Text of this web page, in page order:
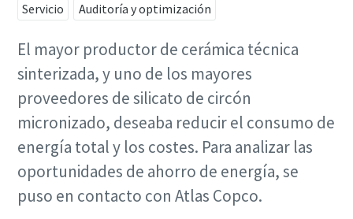
Soluciones de Optimización de Atlas Copco
Una gran parte de su consumo de energía corresponde al
sistema de aire comprimido. El aumento de la eficiencia
energética puede reducir enormemente sus costes,
además de ayudarle a reducir sus emisiones de CO2. A
través de esta guía, los expertos de Atlas Copco le ayudan
Servicio Auditoría y optimización
El mayor productor de cerámica técnica
sinterizada, y uno de los mayores
proveedores de silicato de circón
micronizado, deseaba reducir el consumo de
energía total y los costes. Para analizar las
oportunidades de ahorro de energía, se
puso en contacto con Atlas Copco.